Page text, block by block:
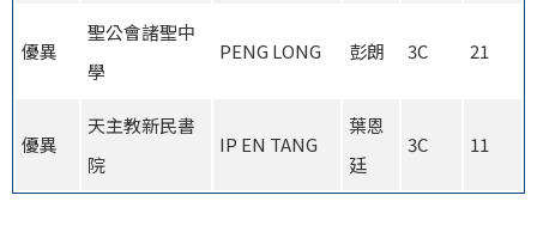
優異
聖公會諸聖中
學
PENG LONG 彭朗 3C 21
優異
天主教新民書
院
IP EN TANG
葉恩
廷
3C 11